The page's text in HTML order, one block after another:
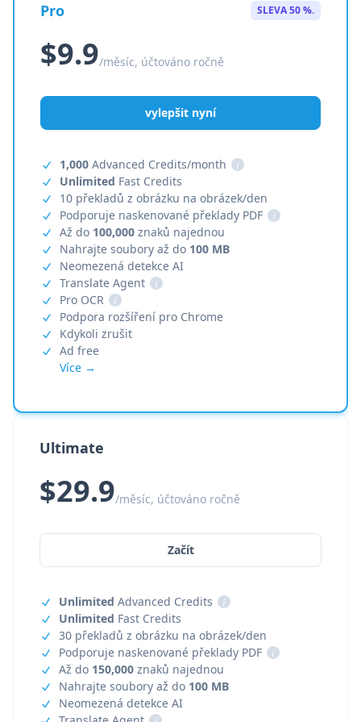
Pro SLEVA 50 %.
$9.9/měsíc, účtováno ročně
vylepšit nyní
1,000 Advanced Credits/month
i
Unlimited Fast Credits
10 překladů z obrázku na obrázek/den
Podporuje naskenované překlady PDF
i
Až do 100,000 znaků najednou
Nahrajte soubory až do 100 MB
Neomezená detekce AI
Translate Agent
i
Pro OCR
i
Podpora rozšíření pro Chrome
Kdykoli zrušit
Ad free
Více →
Ultimate
$29.9/měsíc, účtováno ročně
Začít
Unlimited Advanced Credits
i
Unlimited Fast Credits
30 překladů z obrázku na obrázek/den
Podporuje naskenované překlady PDF
i
Až do 150,000 znaků najednou
Nahrajte soubory až do 100 MB
Neomezená detekce AI